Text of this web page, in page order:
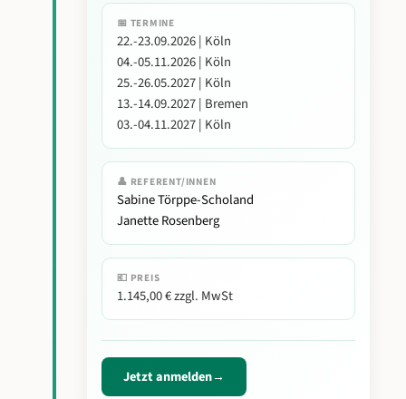
📅 TERMINE
22.-23.09.2026 | Köln
04.-05.11.2026 | Köln
25.-26.05.2027 | Köln
13.-14.09.2027 | Bremen
03.-04.11.2027 | Köln
👤 REFERENT/INNEN
Sabine Törppe-Scholand
Janette Rosenberg
💶 PREIS
1.145,00 € zzgl. MwSt
Jetzt anmelden